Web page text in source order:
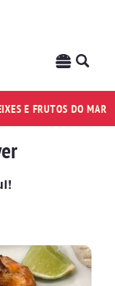
E FRUTOS DO MAR